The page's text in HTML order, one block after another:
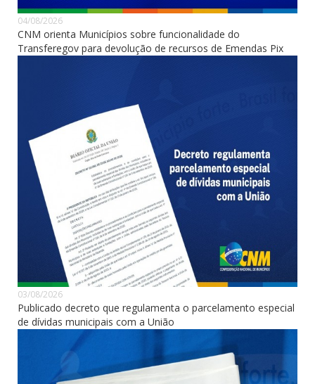
04/08/2026
CNM orienta Municípios sobre funcionalidade do
Transferegov para devolução de recursos de Emendas Pix
03/08/2026
Publicado decreto que regulamenta o parcelamento especial
de dívidas municipais com a União